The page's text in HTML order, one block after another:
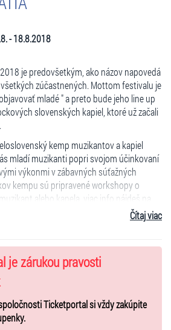
- 18.8.2018
je predovšetkým, ako názov napovedá
zúčastnených. Mottom festivalu je
mladé " a preto bude jeho line up
slovenských kapiel, ktoré už začali
kemp muzikantov a kapiel
mladí muzikanti popri svojom účinkovaní
výkonmi v zábavných súťažných
kempu sú pripravené workshopy o
alebo kapela, viac info nájdeš na
, The PARANOID, BIJOUTERRIÉR, JURAJ
prinesú buď show s výraznými folk-etno
skvelú zábavu.
kvalitou a rozsahom štýlov významne
potešeniu budete počuť: BULLET
FISHFACE, INSIDE, ... a veľa
Čítaj viac
je zárukou pravosti
Ticketportal si vždy zakúpite